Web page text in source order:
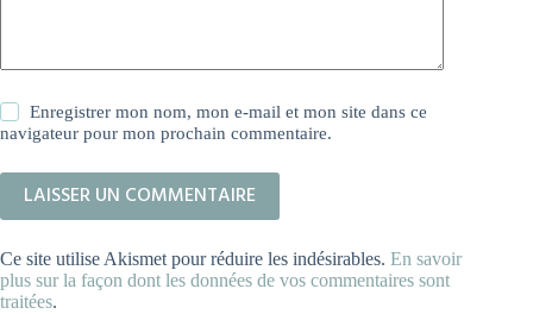
Enregistrer mon nom, mon e-mail et mon site dans ce
navigateur pour mon prochain commentaire.
LAISSER UN COMMENTAIRE
Ce site utilise Akismet pour réduire les indésirables. En savoir
plus sur la façon dont les données de vos commentaires sont
traitées.